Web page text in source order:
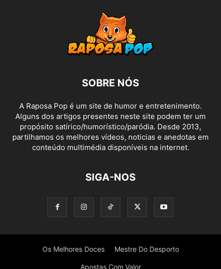
SOBRE NÓS
A Raposa Pop é um site de humor e entretenimento.
Alguns dos artigos presentes neste site podem ter um
propósito satírico/humorístico/paródia. Desde 2013,
partilhamos os melhores vídeos, noticias e anedotas em
conteúdo multimédia disponíveis na internet.
SIGA-NOS
Os Melhores Doces Mestre Do Desporto
Apostas Com Valor